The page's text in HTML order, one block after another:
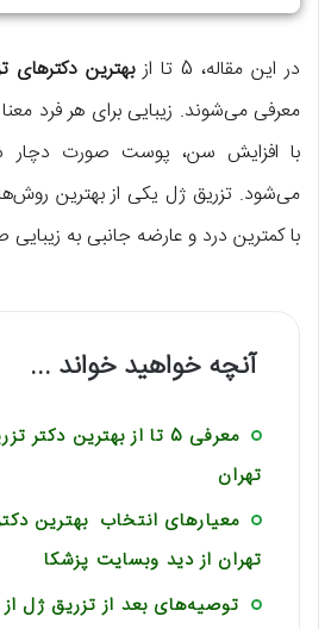
در این مقاله، 5 تا از
بهترین دکترهای
معرفی می‌شوند. زیبایی برای هر فرد
با افزایش سن، پوست صورت
می‌شود. تزریق ژل یکی از بهترین
با کمترین درد و عارضه جانبی به
آنچه خواهید خواند ...
معرفی 5 تا از بهترین
تهران
معیارهای انتخاب بهترین
تهران از دید وبسایت پزشکا
توصیه‌های بعد از تزریق ژل